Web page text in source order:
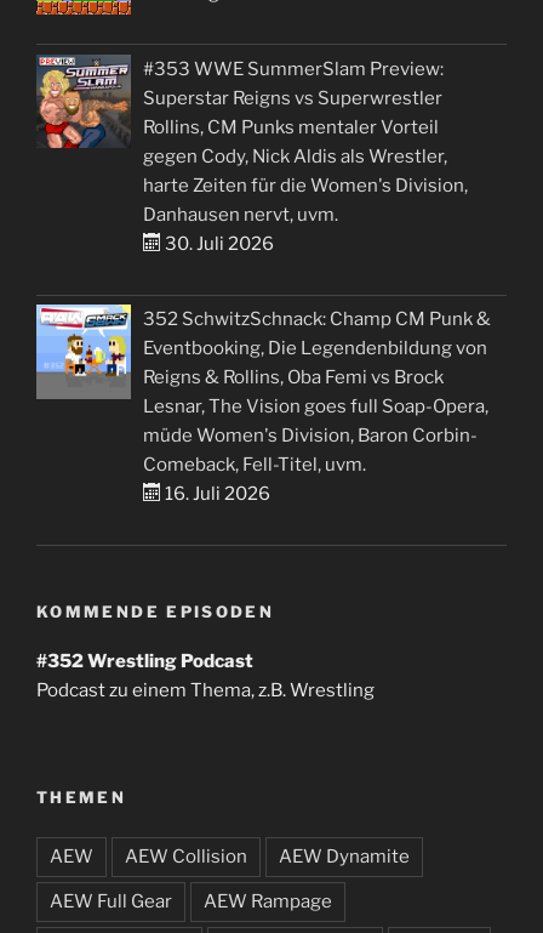
#353 WWE SummerSlam Preview:
Superstar Reigns vs Superwrestler
Rollins, CM Punks mentaler Vorteil
gegen Cody, Nick Aldis als Wrestler,
harte Zeiten für die Women's Division,
Danhausen nervt, uvm.
30. Juli 2026
352 SchwitzSchnack: Champ CM Punk &
Eventbooking, Die Legendenbildung von
Reigns & Rollins, Oba Femi vs Brock
Lesnar, The Vision goes full Soap-Opera,
müde Women's Division, Baron Corbin-
Comeback, Fell-Titel, uvm.
16. Juli 2026
KOMMENDE EPISODEN
#352Wrestling Podcast
Podcast zu einem Thema, z.B. Wrestling
THEMEN
AEW AEW Collision AEW Dynamite
AEW Full Gear AEW Rampage